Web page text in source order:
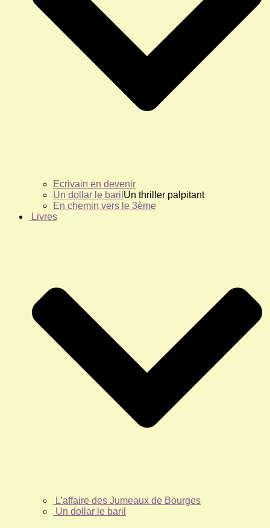
Ecrivain en devenir
Un dollar le baril Un thriller palpitant
En chemin vers le 3ème
Livres
L’affaire des Jumeaux de Bourges
Un dollar le baril